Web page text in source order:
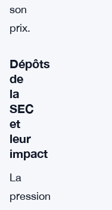
son
prix.
Dépôts
de
la
SEC
et
leur
impact
La
pression